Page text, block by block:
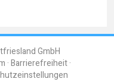
GmbH
Barrierefreiheit